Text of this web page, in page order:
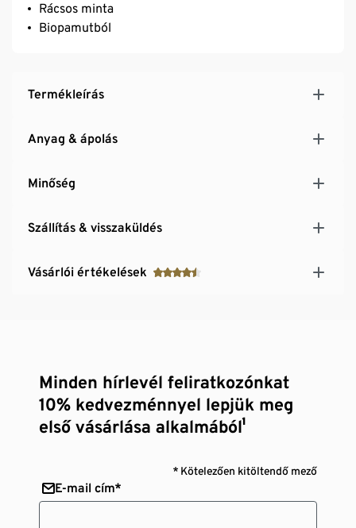
Rácsos minta
Biopamutból
Termékleírás
Anyag & ápolás
Minőség
Szállítás & visszaküldés
Vásárlói értékelések
Minden hírlevél feliratkozónkat
10% kedvezménnyel lepjük meg
első vásárlása alkalmából¹
* Kötelezően kitöltendő mező
E-mail cím*